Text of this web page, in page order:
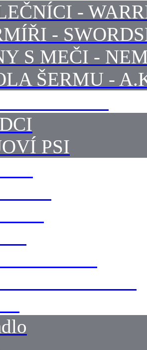
-
-
S MEČI -
ŠERMU -
PSI